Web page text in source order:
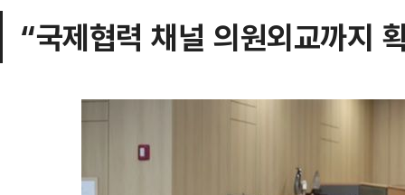
“국제협력 채널 의원외교까지